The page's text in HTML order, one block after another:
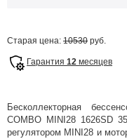
Старая цена: 10530 руб.
Гарантия 12 месяцев
Бесколлекторная
COMBO MINI28 1626SD
регулятором MINI28 и